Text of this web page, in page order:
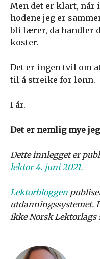
Men det er klart, når
hodene jeg er
bli lærer, da handler
koster.
Det er ingen tvil om
til å streike for lønn.
I år.
Det er nemlig mye
Dette innlegget er
lektor 4. juni 2021.
Lektorbloggen
utdanningssystemet.
ikke Norsk Lektorlags